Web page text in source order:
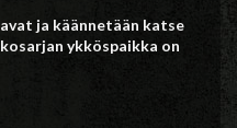
ja käännetään katse
ykköspaikka on